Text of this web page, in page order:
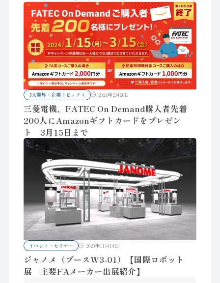
FA業界・企業トピックス 2024年2月20日
三菱電機、FATEC On Demand購入者先着
200人にAmazonギフトカードをプレゼン
ト 3月15日まで
イベント・セミナー 2023年11月14日
ジャノメ（ブースW3-01）【国際ロボット
展 主要FAメーカー出展紹介】